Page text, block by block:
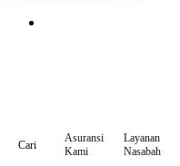
Cari
Asuransi
Kami
Layanan
Nasabah